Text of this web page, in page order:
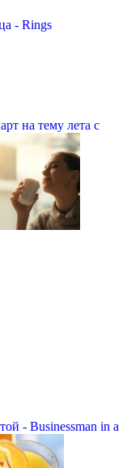
- Rings
на тему лета с
- Businessman in a